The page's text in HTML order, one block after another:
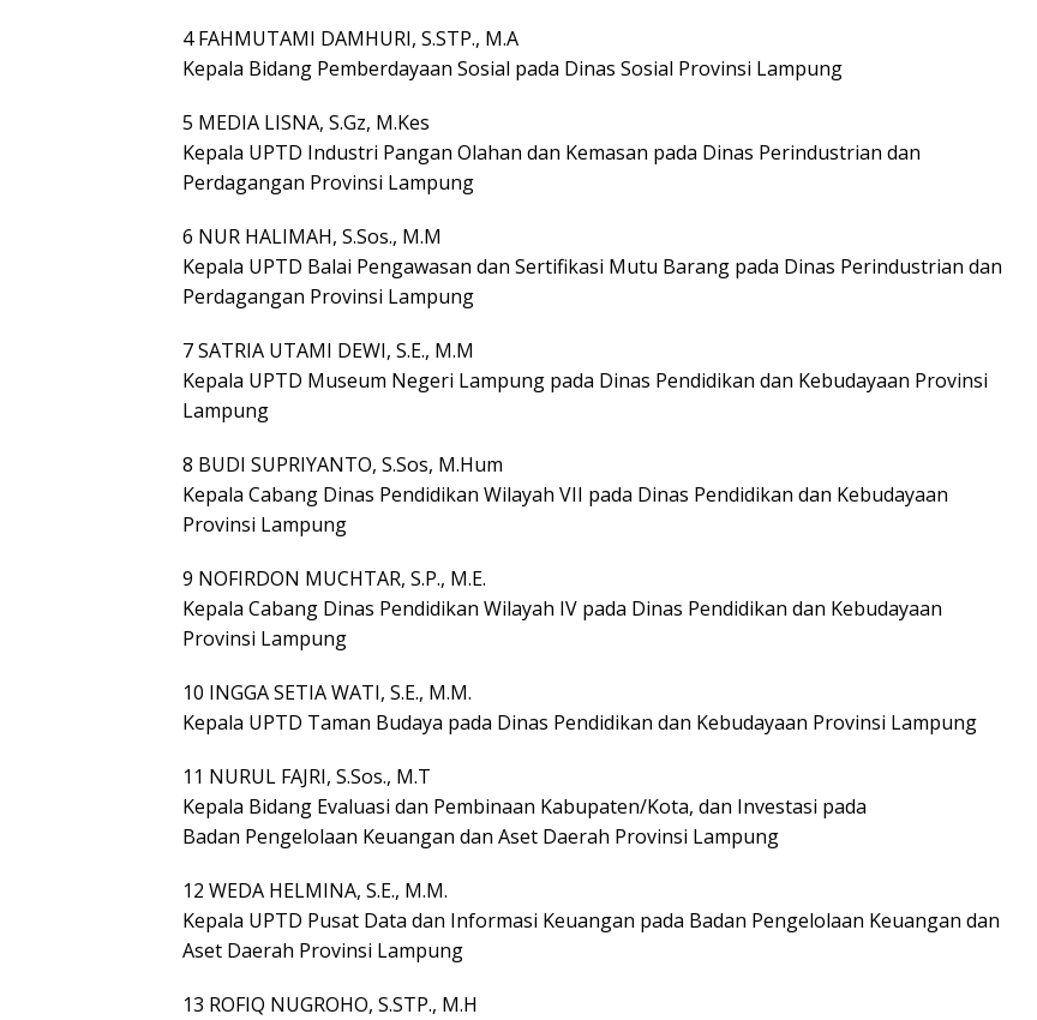
4 FAHMUTAMI DAMHURI, S.STP., M.A
Kepala Bidang Pemberdayaan Sosial pada Dinas Sosial Provinsi Lampung
5 MEDIA LISNA, S.Gz, M.Kes
Kepala UPTD Industri Pangan Olahan dan Kemasan pada Dinas Perindustrian dan
Perdagangan Provinsi Lampung
6 NUR HALIMAH, S.Sos., M.M
Kepala UPTD Balai Pengawasan dan Sertifikasi Mutu Barang pada Dinas Perindustrian dan
Perdagangan Provinsi Lampung
7 SATRIA UTAMI DEWI, S.E., M.M
Kepala UPTD Museum Negeri Lampung pada Dinas Pendidikan dan Kebudayaan Provinsi
Lampung
8 BUDI SUPRIYANTO, S.Sos, M.Hum
Kepala Cabang Dinas Pendidikan Wilayah VII pada Dinas Pendidikan dan Kebudayaan
Provinsi Lampung
9 NOFIRDON MUCHTAR, S.P., M.E.
Kepala Cabang Dinas Pendidikan Wilayah IV pada Dinas Pendidikan dan Kebudayaan
Provinsi Lampung
10 INGGA SETIA WATI, S.E., M.M.
Kepala UPTD Taman Budaya pada Dinas Pendidikan dan Kebudayaan Provinsi Lampung
11 NURUL FAJRI, S.Sos., M.T
Kepala Bidang Evaluasi dan Pembinaan Kabupaten/Kota, dan Investasi pada
Badan Pengelolaan Keuangan dan Aset Daerah Provinsi Lampung
12 WEDA HELMINA, S.E., M.M.
Kepala UPTD Pusat Data dan Informasi Keuangan pada Badan Pengelolaan Keuangan dan
Aset Daerah Provinsi Lampung
13 ROFIQ NUGROHO, S.STP., M.H